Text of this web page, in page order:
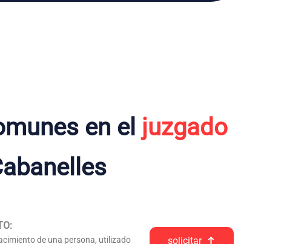
en el juzgado
:
de una persona, utilizado
solicitar